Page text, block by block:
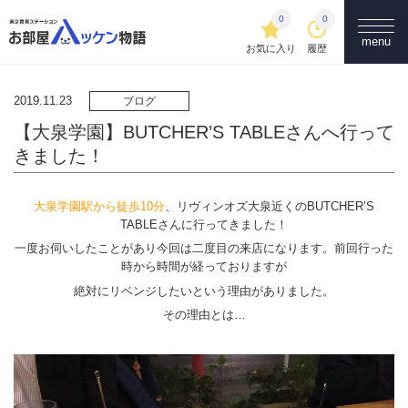
お気に入り
0
履歴
0
menu
2019.11.23 ブログ
【大泉学園】BUTCHER’S TABLEさんへ行って
きました！
大泉学園駅から徒歩10分 、リヴィンオズ大泉近くのBUTCHER’S
TABLEさんに行ってきました！
一度お伺いしたことがあり今回は二度目の来店になります。前回行った
時から時間が経っておりますが
絶対にリベンジしたいという理由がありました。
その理由とは…